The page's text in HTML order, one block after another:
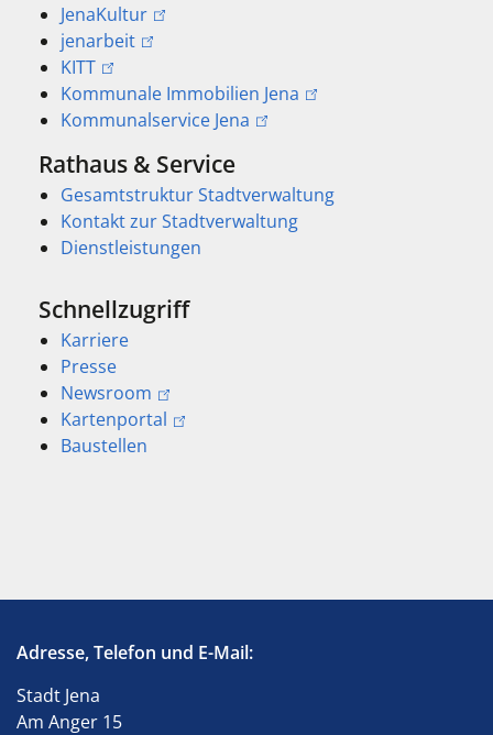
JenaKultur
jenarbeit
KITT
Kommunale Immobilien Jena
Kommunalservice Jena
Rathaus & Service
Gesamtstruktur Stadtverwaltung
Kontakt zur Stadtverwaltung
Dienstleistungen
Schnellzugriff
Karriere
Presse
Newsroom
Kartenportal
Baustellen
Adresse, Telefon und E-Mail:
Stadt Jena
Am Anger 15